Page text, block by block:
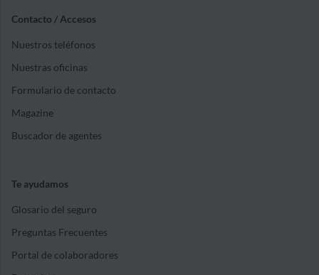
Contacto / Accesos
Nuestros teléfonos
Nuestras oficinas
Formulario de contacto
Magazine
Buscador de agentes
Te ayudamos
Glosario del seguro
Preguntas Frecuentes
Portal de colaboradores